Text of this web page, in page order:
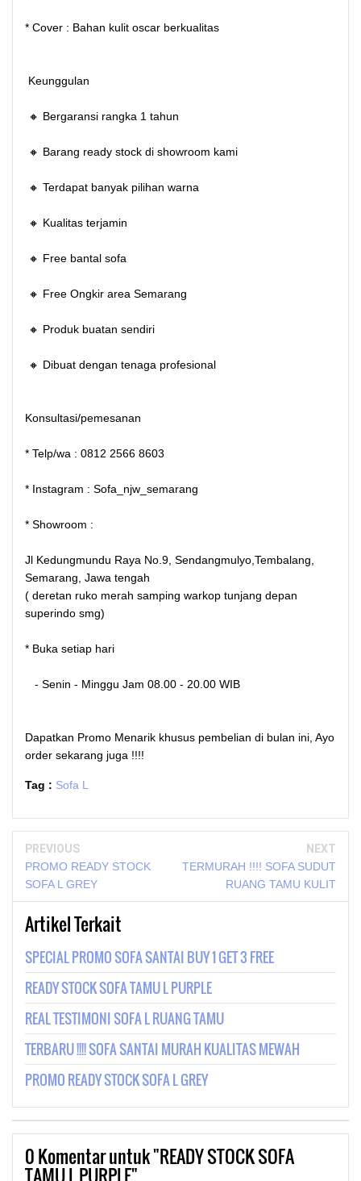
* Cover : Bahan kulit oscar berkualitas
Keunggulan
🔸 Bergaransi rangka 1 tahun
🔸 Barang ready stock di showroom kami
🔸 Terdapat banyak pilihan warna
🔸 Kualitas terjamin
🔸 Free bantal sofa
🔸 Free Ongkir area Semarang
🔸 Produk buatan sendiri
🔸 Dibuat dengan tenaga profesional
Konsultasi/pemesanan
* Telp/wa : 0812 2566 8603
* Instagram : Sofa_njw_semarang
* Showroom :
Jl Kedungmundu Raya No.9, Sendangmulyo,Tembalang,
Semarang, Jawa tengah
( deretan ruko merah samping warkop tunjang depan
superindo smg)
* Buka setiap hari
- Senin - Minggu Jam 08.00 - 20.00 WIB
Dapatkan Promo Menarik khusus pembelian di bulan ini, Ayo
order sekarang juga !!!!
Tag : Sofa L
PREVIOUS
PROMO READY STOCK
SOFA L GREY
NEXT
TERMURAH !!!! SOFA SUDUT
RUANG TAMU KULIT
Artikel Terkait
SPECIAL PROMO SOFA SANTAI BUY 1 GET 3 FREE
READY STOCK SOFA TAMU L PURPLE
REAL TESTIMONI SOFA L RUANG TAMU
TERBARU !!!! SOFA SANTAI MURAH KUALITAS MEWAH
PROMO READY STOCK SOFA L GREY
0Komentar untuk "READY STOCK SOFA
TAMU L PURPLE"